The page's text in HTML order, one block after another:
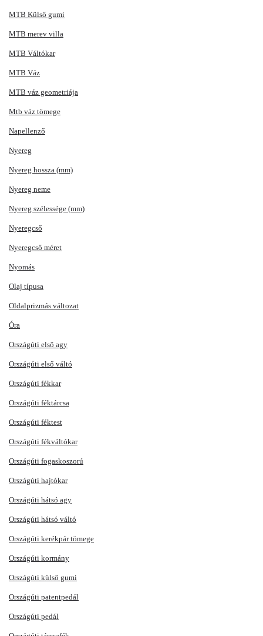
MTB Külső gumi
MTB merev villa
MTB Váltókar
MTB Váz
MTB váz geometriája
Mtb váz tömege
Napellenző
Nyereg
Nyereg hossza (mm)
Nyereg neme
Nyereg szélessége (mm)
Nyeregcső
Nyeregcső méret
Nyomás
Olaj típusa
Oldalprizmás változat
Óra
Országúti első agy
Országúti első váltó
Országúti fékkar
Országúti féktárcsa
Országúti féktest
Országúti fékváltókar
Országúti fogaskoszorú
Országúti hajtókar
Országúti hátsó agy
Országúti hátsó váltó
Országúti kerékpár tömege
Országúti kormány
Országúti külső gumi
Országúti patentpedál
Országúti pedál